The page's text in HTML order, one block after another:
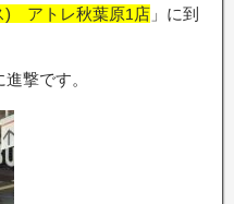
) アトレ秋葉原1店 」に到
撃です。